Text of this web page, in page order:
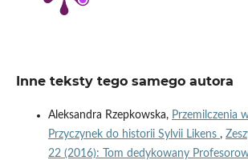
Inne teksty tego samego autora
Aleksandra Rzepkowska, Przemilczenia
Przyczynek do historii Sylvii Likens ,
22 (2016): Tom dedykowany